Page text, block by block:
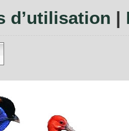
d’utilisation |